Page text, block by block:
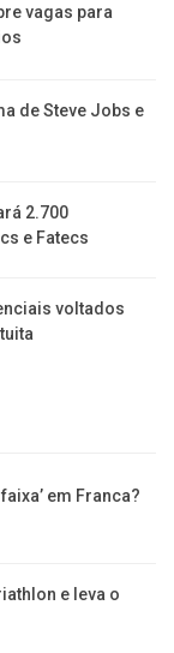
vagas para
de Steve Jobs e
2.700
e Fatecs
voltados
em Franca?
e leva o